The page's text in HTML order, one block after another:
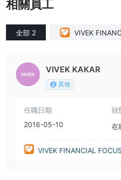
相關員工
全部 2
VIVEK
VIVEK KAKAR
其他
任職日期
2016-05-10
狀
在
VIVEK FINANCIAL